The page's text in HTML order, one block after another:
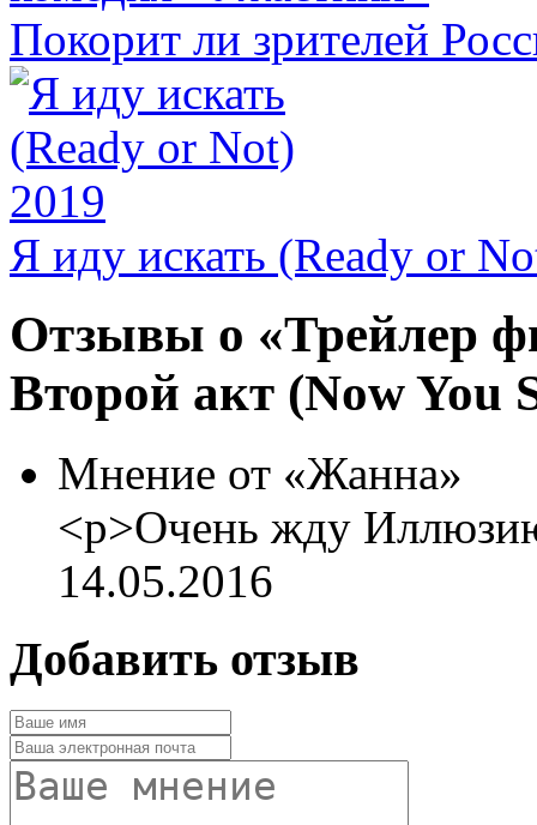
Покорит ли зрителей
Я иду искать (Ready or
Отзывы о «Трейлер
Второй акт (Now You
Мнение от «Жанна»
<p>Очень жду
14.05.2016
Добавить отзыв